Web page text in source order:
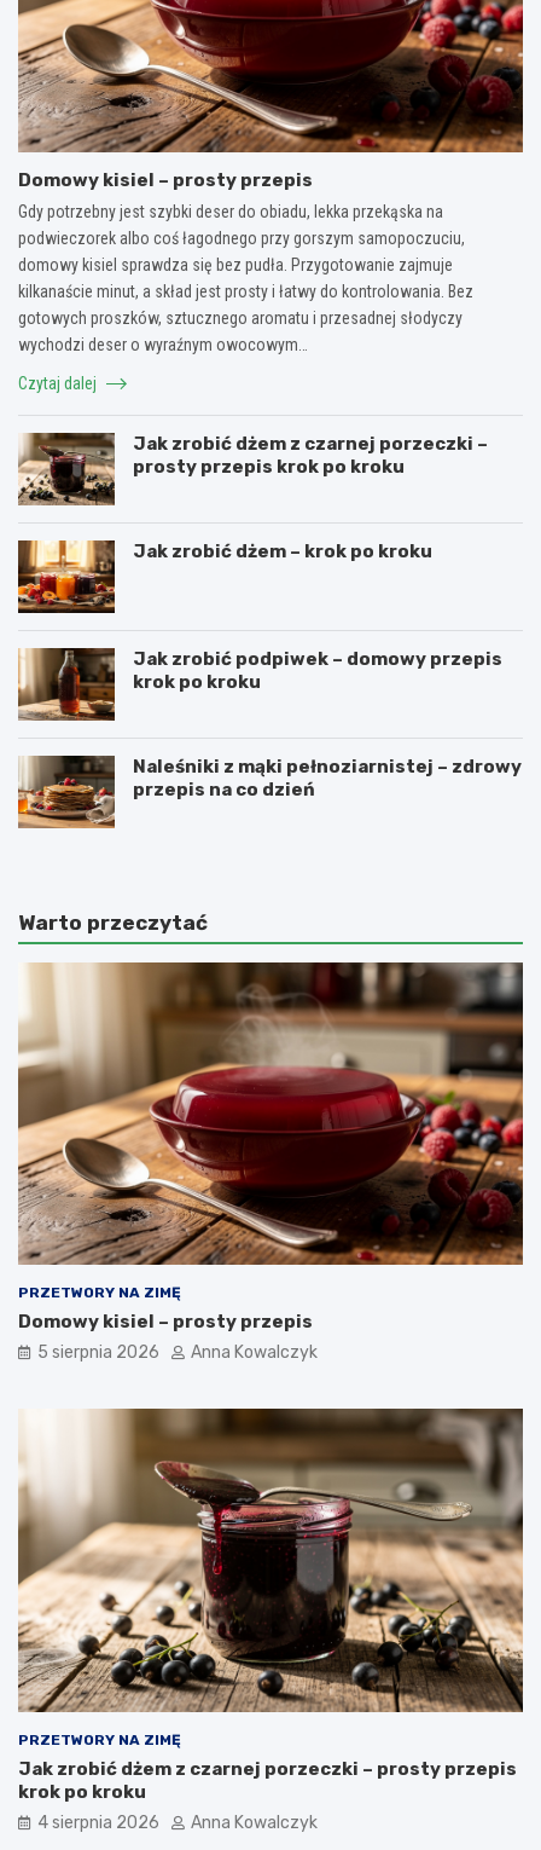
Domowy kisiel – prosty przepis
Gdy potrzebny jest szybki deser do obiadu, lekka przekąska na
podwieczorek albo coś łagodnego przy gorszym samopoczuciu,
domowy kisiel sprawdza się bez pudła. Przygotowanie zajmuje
kilkanaście minut, a skład jest prosty i łatwy do kontrolowania. Bez
gotowych proszków, sztucznego aromatu i przesadnej słodyczy
wychodzi deser o wyraźnym owocowym…
Czytaj dalej
Jak zrobić dżem z czarnej porzeczki –
prosty przepis krok po kroku
Jak zrobić dżem – krok po kroku
Jak zrobić podpiwek – domowy przepis
krok po kroku
Naleśniki z mąki pełnoziarnistej – zdrowy
przepis na co dzień
Warto przeczytać
PRZETWORY NA ZIMĘ
Domowy kisiel – prosty przepis
5 sierpnia 2026 Anna Kowalczyk
PRZETWORY NA ZIMĘ
Jak zrobić dżem z czarnej porzeczki – prosty przepis
krok po kroku
4 sierpnia 2026 Anna Kowalczyk